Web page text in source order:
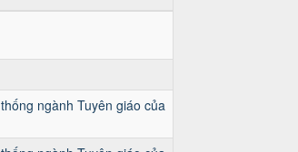
ngành Tuyên giáo của